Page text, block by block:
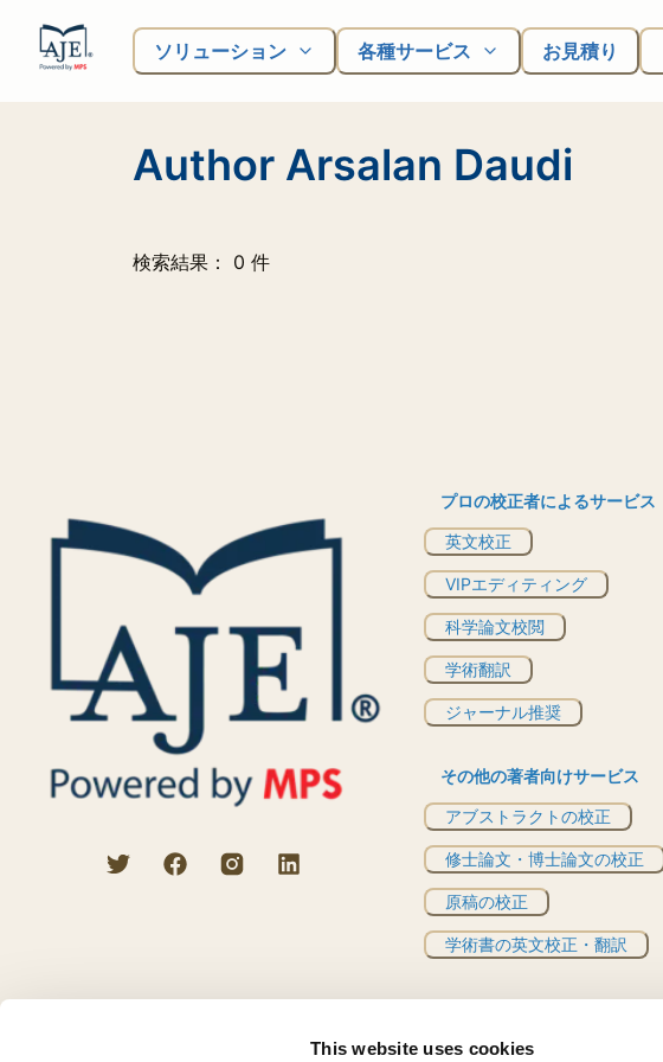
This website uses cookies
ソリューション 各種サービス お見積り
Author Arsalan Daudi
検索結果： 0 件
プロの校正者によるサービス
英文校正
VIPエディティング
科学論文校閲
学術翻訳
ジャーナル推奨
その他の著者向けサービス
アブストラクトの校正
修士論文・博士論文の校正
原稿の校正
学術書の英文校正・翻訳